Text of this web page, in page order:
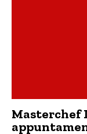
Masterchef